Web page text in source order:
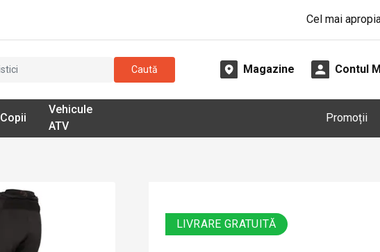
Cel mai
Caută Magazine Contul
Copii
Vehicule
ATV
Promoții
LIVRARE GRATUITĂ